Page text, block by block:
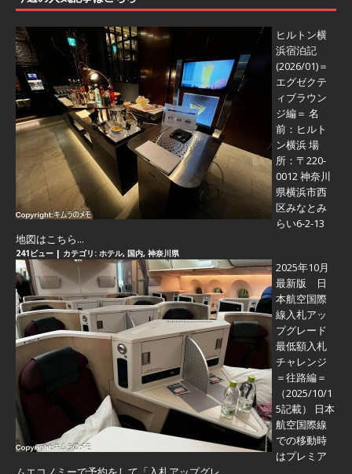
ヒルトン横
浜宿泊記
(2026/01)＝
エグゼクテ
ィブラウン
ジ編＝ 名
前：ヒルト
ン横浜 場
所：〒220-
0012 神奈川
県横浜市西
区みなとみ
らい6-2-13
地図はこちら...
241ビュー | カテゴリ: ホテル, 国内, 神奈川県
2025年10月
最新版 日
本航空国際
線入札アッ
プグレード
最低額入札
チャレンジ
＝往路編＝
（2025/10/1
5記載） 日本
航空国際線
での移動時
はプレミア